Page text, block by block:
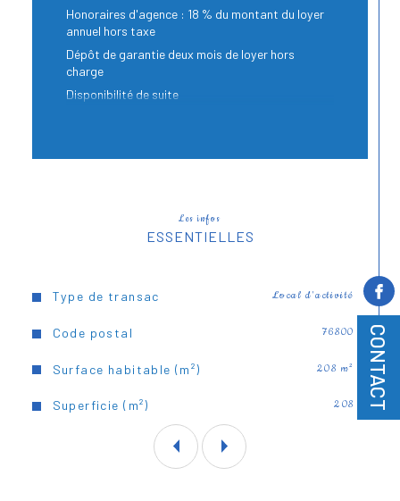
CONTACT
Les infos
ESSENTIELLES
Caractéristiques Valeurs
Type de transac Local d'activité
Code postal 76800
Surface habitable (m²) 208 m²
Superficie (m²) 208
Honoraires d'agence : 18 % du montant du loyer
annuel hors taxe
Dépôt de garantie deux mois de loyer hors
charge
Disponibilité de suite